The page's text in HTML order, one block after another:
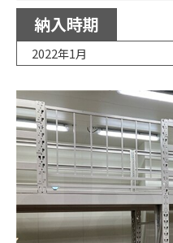
納入時期
2022年1月